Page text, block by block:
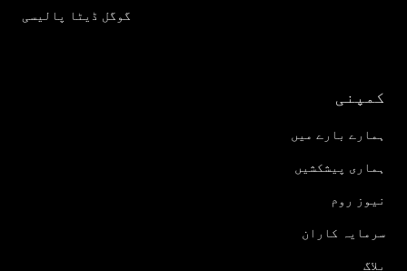
گوگل ڈیٹا پالیسی
کمپنی
ہمارے بارے میں
ہماری پیشکشیں
نیوز روم
سرمایہ کاران
بلاگ